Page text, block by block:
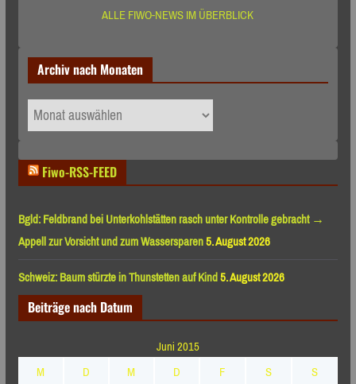
ALLE FIWO-NEWS IM ÜBERBLICK
Archiv nach Monaten
Archiv
nach
Fiwo-RSS-FEED
Bgld: Feldbrand bei Unterkohlstätten rasch unter Kontrolle gebracht →
Appell zur Vorsicht und zum Wassersparen5. August 2026
Schweiz: Baum stürzte in Thunstetten auf Kind5. August 2026
Beiträge nach Datum
Juni 2015
M
D M D F S
S